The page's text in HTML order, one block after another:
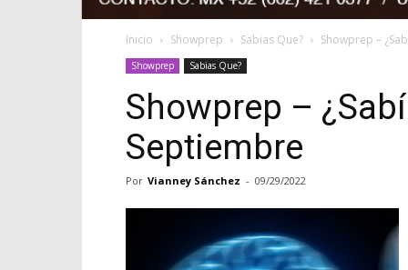
Inicio Showprep Sabias Que? Showprep –
Showprep Sabias Que?
Showprep –
Septiembre
Por Vianney Sánchez - 09/29/2022